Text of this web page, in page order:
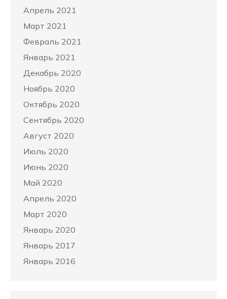
Апрель 2021
Март 2021
Февраль 2021
Январь 2021
Декабрь 2020
Ноябрь 2020
Октябрь 2020
Сентябрь 2020
Август 2020
Июль 2020
Июнь 2020
Май 2020
Апрель 2020
Март 2020
Январь 2020
Январь 2017
Январь 2016